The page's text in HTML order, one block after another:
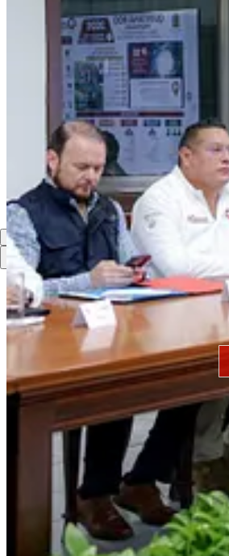
Discusión sobre este post
Comentarios Restacks
Lo mejor de Último Debates
Sin posts
Por supuesto, sigue adelante.
© 2026 Expediente Quintana Roo·
Crea tu Substack
Descargar la app
es el hogar de la gran cultura